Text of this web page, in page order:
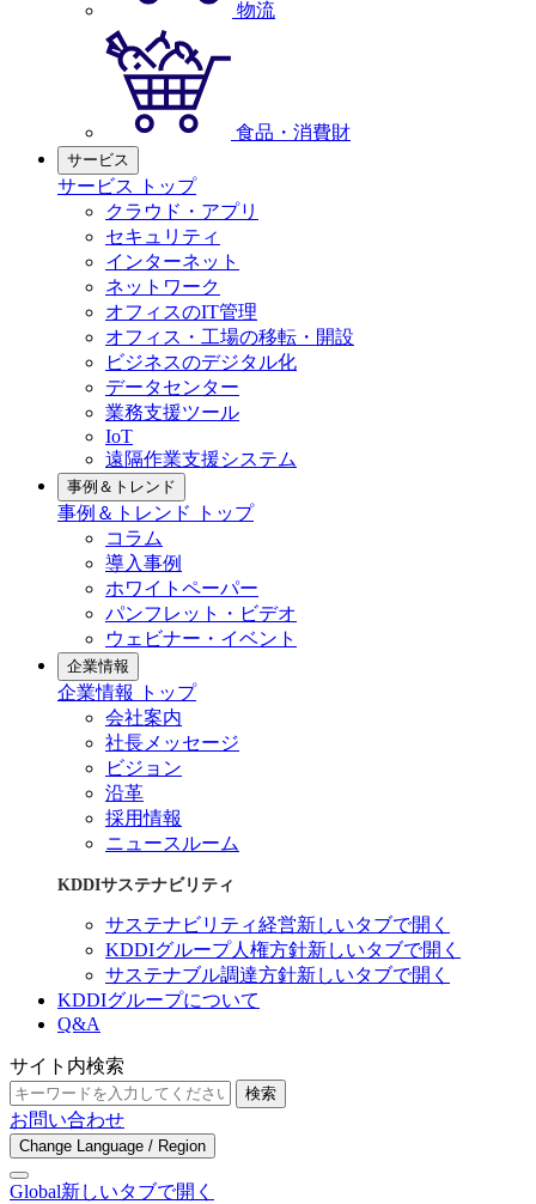
物流
食品・消費財
サービス
サービス トップ
クラウド・アプリ
セキュリティ
インターネット
ネットワーク
オフィスのIT管理
オフィス・工場の移転・開設
ビジネスのデジタル化
データセンター
業務支援ツール
IoT
遠隔作業支援システム
事例＆トレンド
事例＆トレンド トップ
コラム
導入事例
ホワイトペーパー
パンフレット・ビデオ
ウェビナー・イベント
企業情報
企業情報 トップ
会社案内
社長メッセージ
ビジョン
沿革
採用情報
ニュースルーム
KDDIサステナビリティ
サステナビリティ経営新しいタブで開く
KDDIグループ人権方針新しいタブで開く
サステナブル調達方針新しいタブで開く
KDDIグループについて
Q&A
サイト内検索
検索
お問い合わせ
Change Language / Region
Global新しいタブで開く